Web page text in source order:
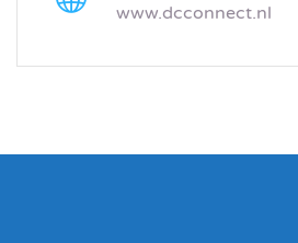
www.dcconnect.nl